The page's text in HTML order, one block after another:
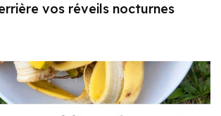
vos réveils nocturnes